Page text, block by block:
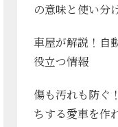
の意味と使い分
車屋が解説！自
役立つ情報
傷も汚れも防ぐ
ちする愛車を作